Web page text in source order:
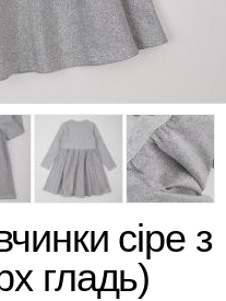
сіре з
гладь)